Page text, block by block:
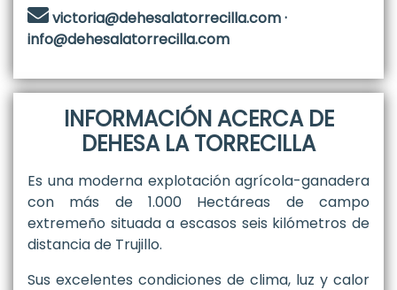
victoria@dehesalatorrecilla.com ·
info@dehesalatorrecilla.com
INFORMACIÓN ACERCA DE
DEHESA LA TORRECILLA
Es una moderna explotación agrícola-ganadera
con más de 1.000 Hectáreas de campo
extremeño situada a escasos seis kilómetros de
distancia de Trujillo.
Sus excelentes condiciones de clima, luz y calor